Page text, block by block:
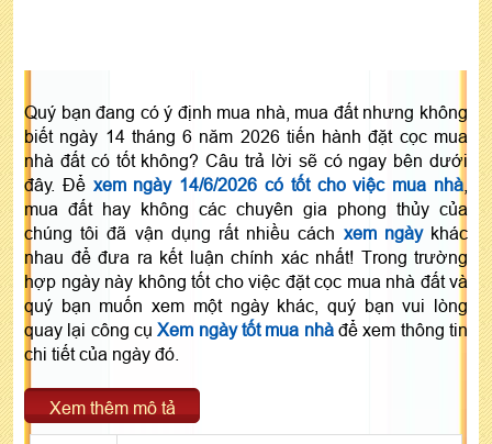
Quý bạn đang có ý định mua nhà, mua đất nhưng không
biết ngày 14 tháng 6 năm 2026 tiến hành đặt cọc mua
nhà đất có tốt không? Câu trả lời sẽ có ngay bên dưới
đây. Để xem ngày 14/6/2026 có tốt cho việc mua nhà
mua đất hay không các chuyên gia phong thủy của
chúng tôi đã vận dụng rất nhiều cách xem ngàykhác
nhau để đưa ra kết luận chính xác nhất! Trong trường
hợp ngày này không tốt cho việc đặt cọc mua nhà đất và
quý bạn muốn xem một ngày khác, quý bạn vui lòng
quay lại công cụXem ngày tốt mua nhàđể xem thông tin
chi tiết của ngày đó.
Xem thêm mô tả